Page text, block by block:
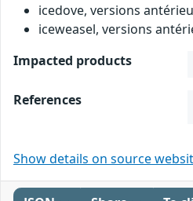
icedove, versions
iceweasel, versions
Impacted products
References
Show details on source